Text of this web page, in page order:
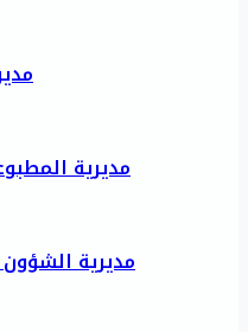
مديرية
مديرية